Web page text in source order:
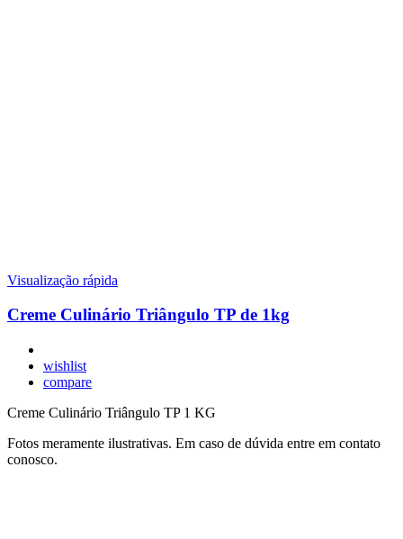
Visualização rápida
Creme Culinário Triângulo TP de 1kg
wishlist
compare
Creme Culinário Triângulo TP 1 KG
Fotos meramente ilustrativas. Em caso de dúvida entre em contato
conosco.